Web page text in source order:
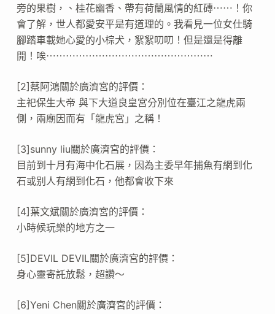
旁的果樹，、桂花幽香、帶有荷蘭風情的紅磚⋯⋯！你
會了解，世人都愛安平是有道理的。我看見一位女仕騎
腳踏車載她心愛的小棕犬，絮絮叨叨！但是還是得離
開！唉⋯⋯⋯⋯⋯⋯⋯⋯⋯⋯⋯⋯⋯⋯⋯⋯⋯
[2]蔡阿鴻關於廣濟宮的評價：
主祀保生大帝 與下大道良皇宮分別位在臺江之龍虎兩
側，兩廟因而有「龍虎宮」之稱！
[3]sunny liu關於廣濟宮的評價：
目前到十月有海中化石展，因為主委早年捕魚有網到化
石或别人有網到化石，他都會收下來
[4]葉文斌關於廣濟宮的評價：
小時候玩樂的地方之一
[5]DEVIL DEVIL關於廣濟宮的評價：
身心靈寄託放鬆，超讚～
[6]Yeni Chen關於廣濟宮的評價：